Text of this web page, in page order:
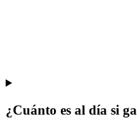
¿Cuánto es al día si